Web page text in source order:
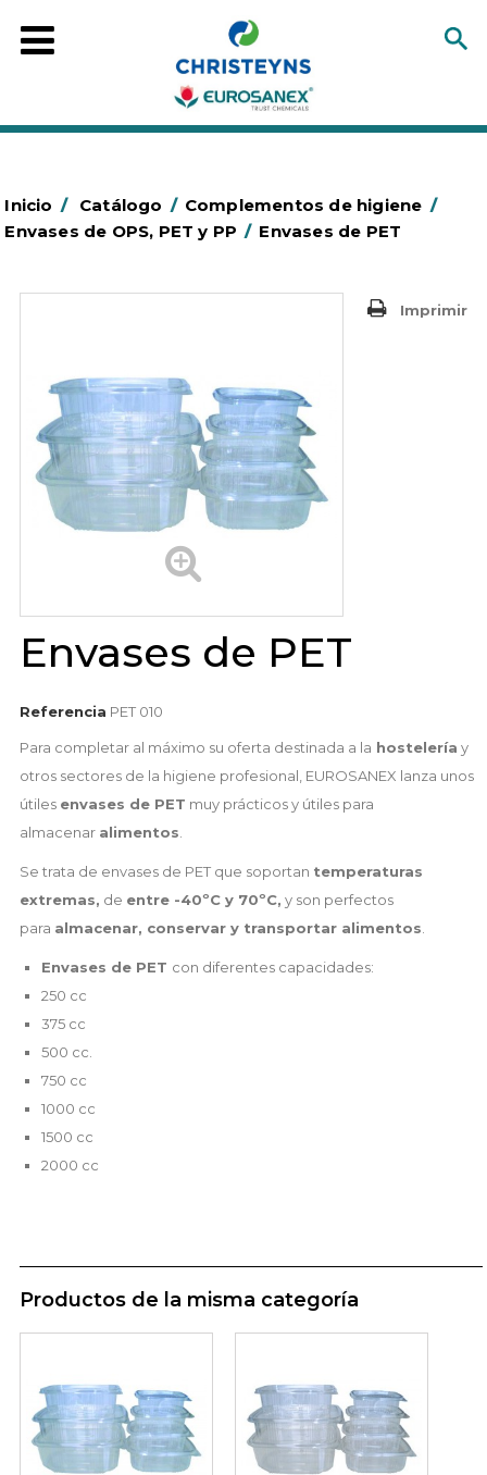
Inicio / Catálogo / Complementos de higiene /
Envases de OPS, PET y PP / Envases de PET
Imprimir
Envases de PET
Referencia PET 010
Para completar al máximo su oferta destinada a la hostelería y
otros sectores de la higiene profesional, EUROSANEX lanza unos
útiles envases de PET muy prácticos y útiles para
almacenar alimentos
Se trata de envases de PET que soportan temperaturas
extremas, de entre -40ºC y 70ºC, y son perfectos
para almacenar, conservar y transportar alimentos
Envases de PET con diferentes capacidades:
250 cc
375 cc
500 cc.
750 cc
1000 cc
1500 cc
2000 cc
Productos de la misma categoría